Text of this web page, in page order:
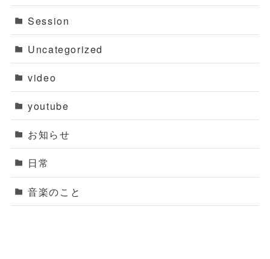
Session
Uncategorized
video
youtube
お知らせ
日常
音楽のこと